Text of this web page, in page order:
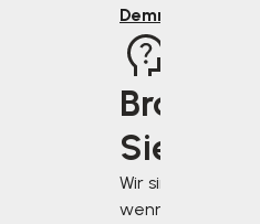
Demnächst
Brauchen
Sie Rat?
Wir sind für Sie da,
wenn Sie uns am